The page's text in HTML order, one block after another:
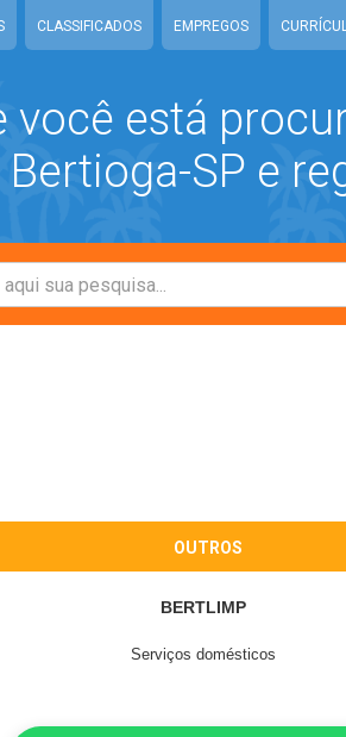
CLASSIFICADOS EMPREGOS
você está
Bertioga-SP e
OUTROS
BERTLIMP
Serviços domésticos